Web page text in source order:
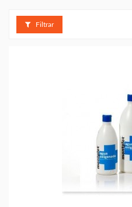
Filtrar